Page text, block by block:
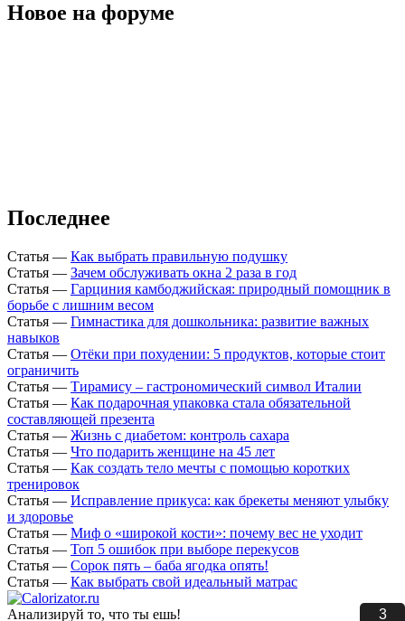
3
Новое на форуме
Последнее
Статья — Как выбрать правильную подушку
Статья — Зачем обслуживать окна 2 раза в год
Статья — Гарциния камбоджийская: природный помощник в
борьбе с лишним весом
Статья — Гимнастика для дошкольника: развитие важных
навыков
Статья — Отёки при похудении: 5 продуктов, которые стоит
ограничить
Статья — Тирамису – гастрономический символ Италии
Статья — Как подарочная упаковка стала обязательной
составляющей презента
Статья — Жизнь с диабетом: контроль сахара
Статья — Что подарить женщине на 45 лет
Статья — Как создать тело мечты с помощью коротких
тренировок
Статья — Исправление прикуса: как брекеты меняют улыбку
и здоровье
Статья — Миф о «широкой кости»: почему вес не уходит
Статья — Топ 5 ошибок при выборе перекусов
Статья — Сорок пять – баба ягодка опять!
Статья — Как выбрать свой идеальный матрас
Анализируй то, что ты ешь!